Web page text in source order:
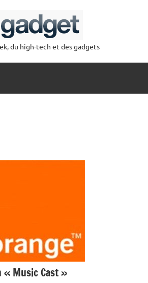
du high-tech et des gadgets
« Music Cast »